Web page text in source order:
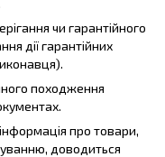
чи гарантійного
дії гарантійних
походження
про товари,
доводиться